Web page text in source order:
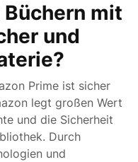
mit
und
Prime ist sicher
legt großen Wert
und die Sicherheit
Durch
und